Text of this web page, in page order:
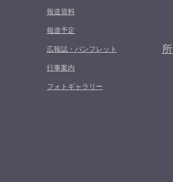
報道資料
報道予定
広報誌・パンフレット
行事案内
フォトギャラリー